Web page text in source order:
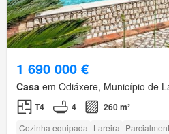
1 690 000 €
Casa em Odiáxere, Município de
T4 4 260 m²
Cozinha equipada Lareira